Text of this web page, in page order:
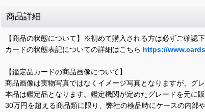
商品詳細
【商品の状態について】※初めて購入される方は必ずご確認下
カードの状態表記についての詳細はこちら https://
【鑑定品カードの商品画像について】
商品画像は実物写真ではなくイメージ写真となりますが、グ
本品は鑑定品となります。鑑定機関が定めたグレードを元に
30万円を超える商品類に限り、弊社の検品時にケースの内部